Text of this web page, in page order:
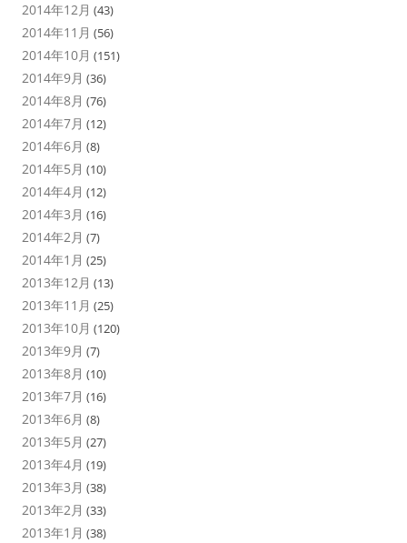
2014年12月 (43)
2014年11月 (56)
2014年10月 (151)
2014年9月 (36)
2014年8月 (76)
2014年7月 (12)
2014年6月 (8)
2014年5月 (10)
2014年4月 (12)
2014年3月 (16)
2014年2月 (7)
2014年1月 (25)
2013年12月 (13)
2013年11月 (25)
2013年10月 (120)
2013年9月 (7)
2013年8月 (10)
2013年7月 (16)
2013年6月 (8)
2013年5月 (27)
2013年4月 (19)
2013年3月 (38)
2013年2月 (33)
2013年1月 (38)